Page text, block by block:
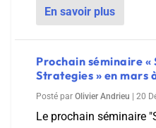
En savoir plus
Prochain séminaire «
Strategies » en mars
Posté par Olivier Andrieu 20
Le prochain séminaire